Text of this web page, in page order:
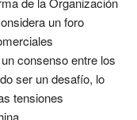
un foro
consenso entre los
ser un desafío, lo
tensiones